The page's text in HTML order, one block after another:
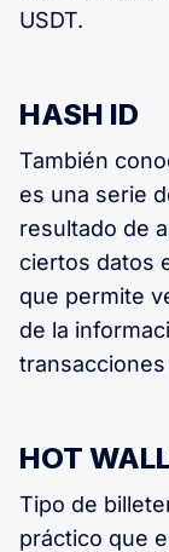
USDT.
HASH ID
También
es una serie
resultado de
ciertos datos
que permite
de la
HOT
Tipo de
práctico que